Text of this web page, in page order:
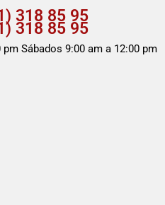
318 85 95
318 85 95
Sábados 9:00 am a 12:00 pm